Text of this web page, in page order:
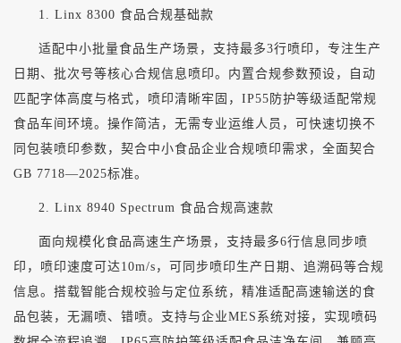
1. Linx 8300 食品合规基础款
适配中小批量食品生产场景，支持最多3行喷印，专注生产
日期、批次号等核心合规信息喷印。内置合规参数预设，自动
匹配字体高度与格式，喷印清晰牢固，IP55防护等级适配常规
食品车间环境。操作简洁，无需专业运维人员，可快速切换不
同包装喷印参数，契合中小食品企业合规喷印需求，全面契合
GB 7718—2025标准。
2. Linx 8940 Spectrum 食品合规高速款
面向规模化食品高速生产场景，支持最多6行信息同步喷
印，喷印速度可达10m/s，可同步喷印生产日期、追溯码等合规
信息。搭载智能合规校验与定位系统，精准适配高速输送的食
品包装，无漏喷、错喷。支持与企业MES系统对接，实现喷码